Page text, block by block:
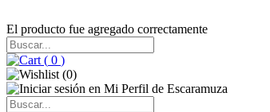
El producto fue agregado correctamente
( 0 )
(0)